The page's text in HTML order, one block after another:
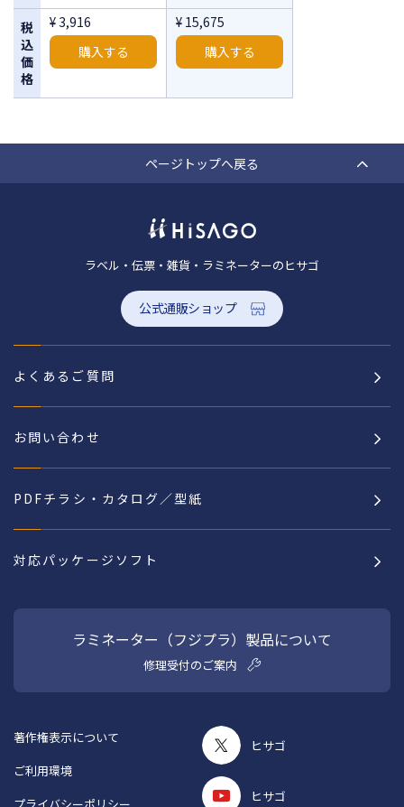
税
込
価
格
¥ 3,916
購入する
¥ 15,675
購入する
ページトップへ戻る
ラベル・伝票・雑貨・ラミネーターのヒサゴ
公式通販ショップ
よくあるご質問
お問い合わせ
PDFチラシ・カタログ／型紙
対応パッケージソフト
ラミネーター（フジプラ）製品について
修理受付のご案内
ヒサゴ
ヒサゴ
著作権表示について
ご利用環境